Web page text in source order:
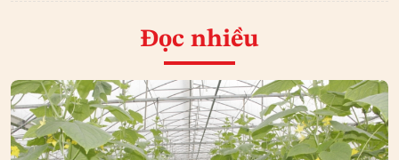
Đọc nhiều